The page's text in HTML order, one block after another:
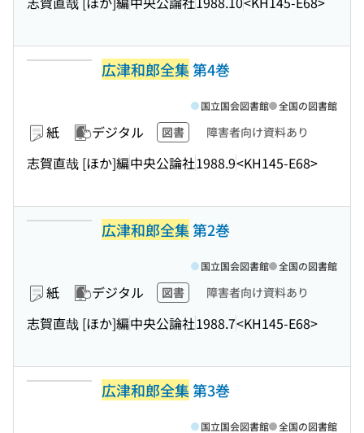
広津和郎全集第4巻
紙 デジタル 図書 障害者向け資料あり
志賀直哉 [ほか]編中央公論社1988.9<KH145-E68>
国立国会図書館 全国の図書館
広津和郎全集第2巻
紙 デジタル 図書 障害者向け資料あり
志賀直哉 [ほか]編中央公論社1988.7<KH145-E68>
国立国会図書館 全国の図書館
広津和郎全集第3巻
国立国会図書館 全国の図書館